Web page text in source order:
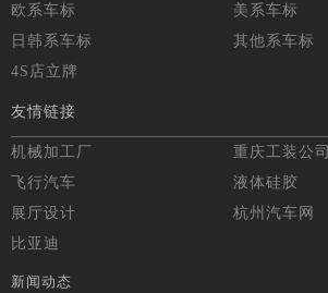
欧系车标
美系车标
日韩系车标
其他系车标
4S店立牌
友情链接
机械加工厂
重庆工装公司
飞行汽车
液体硅胶
展厅设计
杭州汽车网
比亚迪
新闻动态